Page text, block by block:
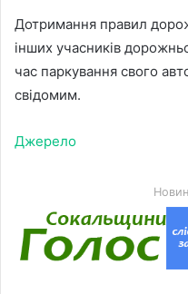
Дотримання правил
інших учасників
час паркування свого
свідомим.
Джерело